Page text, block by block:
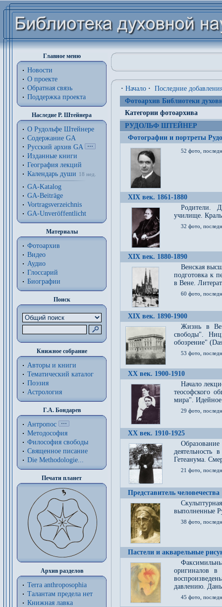
Главное меню
Новости
О проекте
Обратная связь
Поддержка проекта
Наследие Р. Штейнера
О Рудольфе Штейнере
Содержание GA
Русский архив GA
Изданные книги
География лекций
Календарь души
18 нед.
GA-Katalog
GA-Beiträge
Vortragsverzeichnis
GA-Unveröffentlicht
Материалы
Фотоархив
Видео
Аудио
Глоссарий
Биографии
Поиск
Книжное собрание
Авторы и книги
Тематический каталог
Поэзия
Астрология
Г.А. Бондарев
Антропос
Методософия
Философия cвободы
Священное писание
Die Methodologie...
Печати планет
Архив разделов
Terra anthroposophia
Талантам предела нет
Книжная лавка
· Начало · Последние
Фотоархив Библиотеки
Категории фотоархива
РУДОЛЬФ ШТЕЙНЕР
Фотографии и портреты
52 фото,
XIX век. 1861-1880
Родители.
училище.
32 фото,
XIX век. 1880-1890
Венская
подготовка к
в Вене.
60 фото,
XIX век. 1890-1900
Жизнь в
свободы".
обозрение"
53 фото,
XX век. 1900-1910
Начало
теософского
мира". Идейное
29 фото,
XX век. 1910-1925
Образование
деятельность
Гетеанума.
21 фото,
Представитель человечества
выполненные
38 фото,
Пастели и акварельные
оригиналов
давлению.
45 фото,